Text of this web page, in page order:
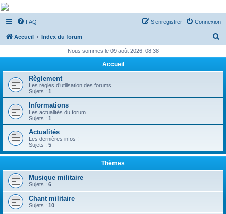
De Musicae Militari -
Forums
Forums de discussions
FAQ Connexion
S’enregistrer
Accueil Index du forum
h
r
Nous sommes le 09 août 2026, 08:38
Accueil
Règlement
Les règles d’utilisation des forums.
Sujets : 1
Informations
Les actualités du forum.
Sujets : 1
Actualités
Les dernières infos !
Sujets : 5
Thèmes
Musique militaire
Sujets : 6
Chant militaire
Sujets : 10